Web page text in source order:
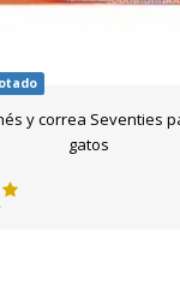
y correa Seventies
gatos